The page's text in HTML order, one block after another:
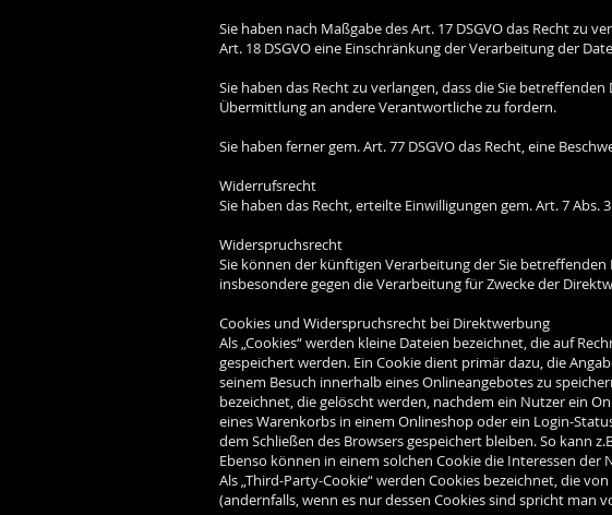
Sie haben nach Maßgabe des Art. 17 DSGVO das Recht zu
Art. 18 DSGVO eine Einschränkung der Verarbeitung der
Sie haben das Recht zu verlangen, dass die Sie
Übermittlung an andere Verantwortliche zu fordern.
Sie haben ferner gem. Art. 77 DSGVO das Recht, eine
Widerrufsrecht
Sie haben das Recht, erteilte Einwilligungen gem. Art. 7
Widerspruchsrecht
Sie können der künftigen Verarbeitung der Sie betreffenden
insbesondere gegen die Verarbeitung für Zwecke der
Cookies und Widerspruchsrecht bei Direktwerbung
Als „Cookies“ werden kleine Dateien bezeichnet, die auf
gespeichert werden. Ein Cookie dient primär dazu, die
seinem Besuch innerhalb eines Onlineangebotes zu
bezeichnet, die gelöscht werden, nachdem ein Nutzer ein
eines Warenkorbs in einem Onlineshop oder ein Login-
dem Schließen des Browsers gespeichert bleiben. So kann
Ebenso können in einem solchen Cookie die Interessen
Als „Third-Party-Cookie“ werden Cookies bezeichnet, die
(andernfalls, wenn es nur dessen Cookies sind spricht man